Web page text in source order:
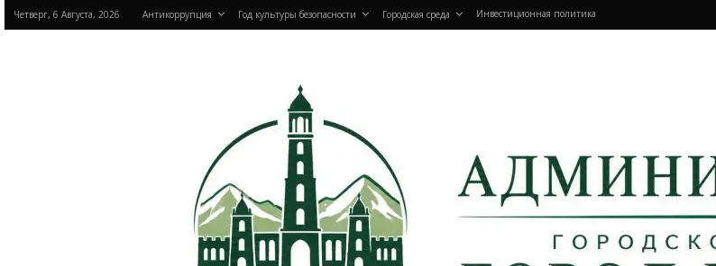
Четверг, 6 Августа, 2026 Антикоррупция Год культуры безопасности Городская среда Инвестиционная политика